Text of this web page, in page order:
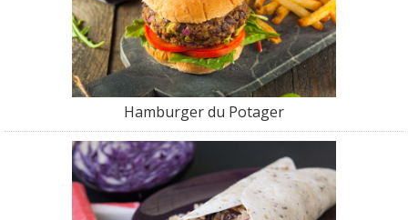
Hamburger du Potager